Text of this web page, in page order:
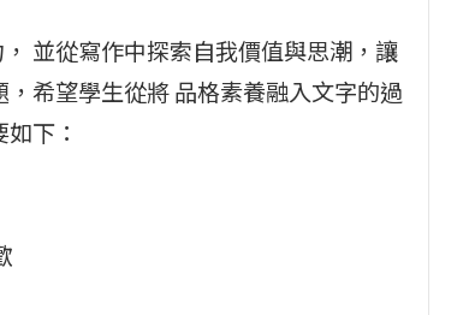
並從寫作中探索自我價值與思潮，讓
希望學生從將 品格素養融入文字的過
下：